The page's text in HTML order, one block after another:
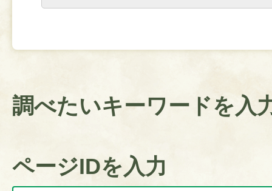
調べたいキーワードを入
ページIDを入力